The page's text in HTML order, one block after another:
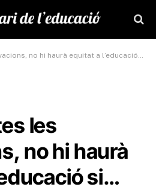
no hi haurà equitat a l’educació si…
les
no hi haurà
si…